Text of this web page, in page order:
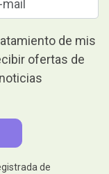
de mis
ofertas de
de